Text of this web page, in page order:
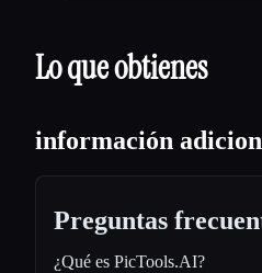
Lo que obtienes
información
Preguntas
¿Qué es PicTools.AI?